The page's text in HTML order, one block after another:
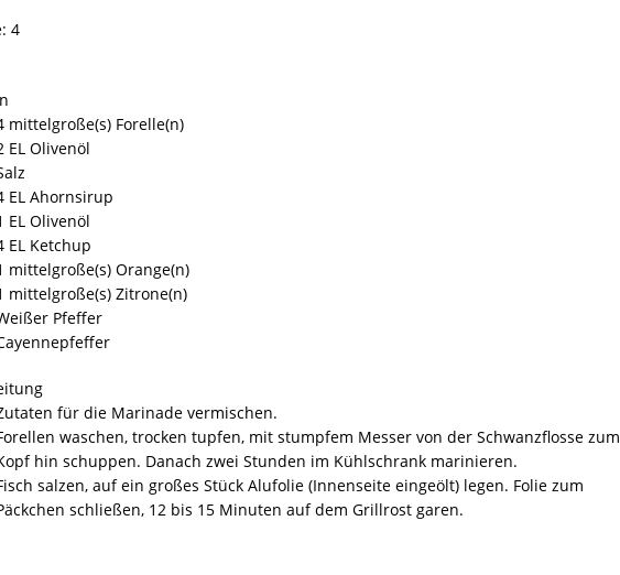
4
mittelgroße(s) Forelle(n)
EL Olivenöl
EL Ahornsirup
EL Olivenöl
EL Ketchup
mittelgroße(s) Orange(n)
mittelgroße(s) Zitrone(n)
Pfeffer
für die Marinade vermischen.
waschen, trocken tupfen, mit stumpfem Messer von der Schwanzflosse zum
hin schuppen. Danach zwei Stunden im Kühlschrank marinieren.
salzen, auf ein großes Stück Alufolie (Innenseite eingeölt) legen. Folie zum
schließen, 12 bis 15 Minuten auf dem Grillrost garen.